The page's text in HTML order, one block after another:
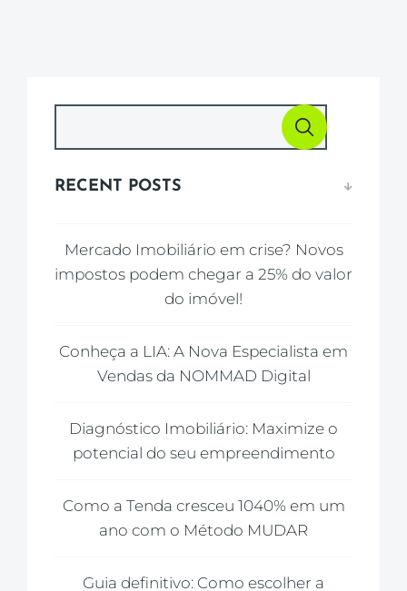
RECENT POSTS
Mercado Imobiliário em crise? Novos
impostos podem chegar a 25% do valor
do imóvel!
Conheça a LIA: A Nova Especialista em
Vendas da NOMMAD Digital
Diagnóstico Imobiliário: Maximize o
potencial do seu empreendimento
Como a Tenda cresceu 1040% em um
ano com o Método MUDAR
Guia definitivo: Como escolher a